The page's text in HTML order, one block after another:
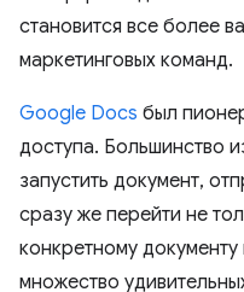
становится все более
маркетинговых команд.
Google Docs был
доступа. Большинство
запустить документ,
сразу же перейти не
конкретному
множество